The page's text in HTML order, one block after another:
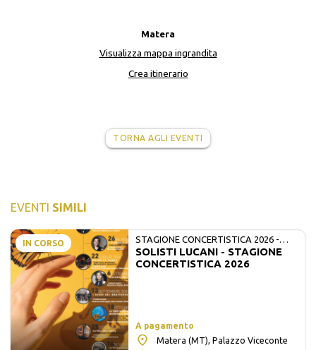
Matera
Visualizza mappa ingrandita
Crea itinerario
TORNA AGLI EVENTI
EVENTI SIMILI
IN CORSO
STAGIONE CONCERTISTICA 2026 -
MATE E SOLISTI LUCANI
SOLISTI LUCANI - STAGIONE
CONCERTISTICA 2026
A pagamento
Matera (MT), Palazzo Viceconte